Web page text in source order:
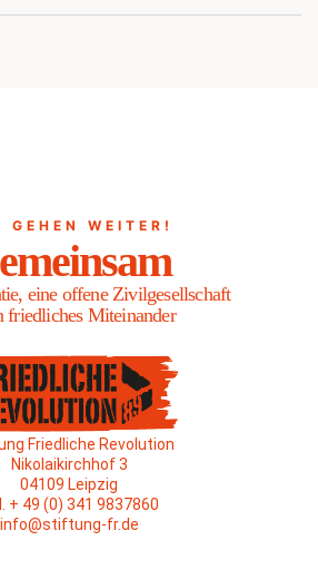
GEHEN WEITER!
eine offene Zivilgesellschaft
friedliches Miteinander
Friedliche Revolution
Nikolaikirchhof 3
04109 Leipzig
+ 49 (0) 341 9837860
info@stiftung-fr.de